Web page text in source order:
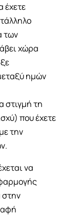
έχετε
των
χώρα
ημών
στιγμή τη
που έχετε
την
να
στην